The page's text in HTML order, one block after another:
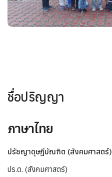
ชื่อปริญญา
ภาษาไทย
ปรัชญาดุษฎีบัณฑิต (สังคมศาสตร์)
ปร.ด. (สังคมศาสตร์)